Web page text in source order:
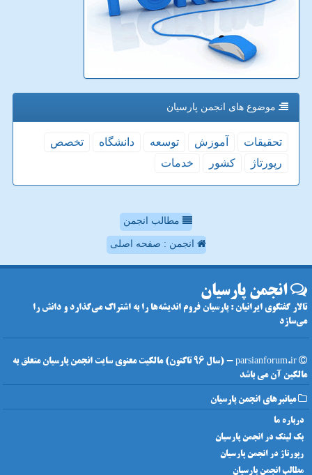
موضوع های انجمن پارسیان
تحقیقات آموزش توسعه دانشگاه
تخصص
رپورتاژ
كشور خدمات
مطالب انجمن
انجمن : صفحه اصلی
انجمن پارسیان
تالار گفتگوی ایرانیان : پارسیان فروم اندیشه‌ها را به اشتراک می‌گذارد و دانش را
می‌سازد
parsianforum.ir - (سال 96 تاکنون) مالکیت معنوی سایت انجمن پارسیان متعلق به
مالکین آن می باشد
میانبرهای انجمن پارسیان
درباره ما
بک لینک در انجمن پارسیان
رپورتاژ در انجمن پارسیان
مطالب انجمن پارسیان